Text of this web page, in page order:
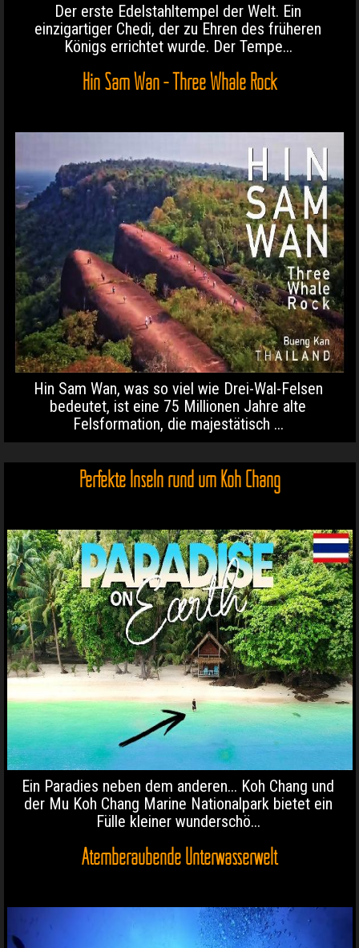
Der erste Edelstahltempel der Welt. Ein
einzigartiger Chedi, der zu Ehren des früheren
Königs errichtet wurde. Der Tempe...
Hin Sam Wan - Three Whale Rock
Hin Sam Wan, was so viel wie Drei-Wal-Felsen
bedeutet, ist eine 75 Millionen Jahre alte
Felsformation, die majestätisch ...
Perfekte Inseln rund um Koh Chang
Ein Paradies neben dem anderen... Koh Chang und
der Mu Koh Chang Marine Nationalpark bietet ein
Fülle kleiner wunderschö...
Atemberaubende Unterwasserwelt